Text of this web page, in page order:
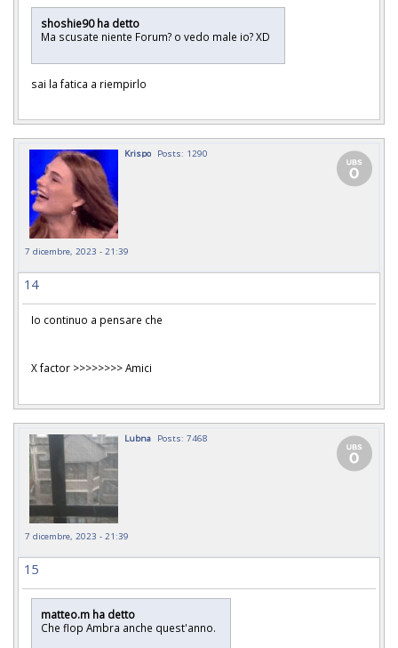
shoshie90 ha detto
Ma scusate niente Forum? o vedo male io? XD
sai la fatica a riempirlo
Krispo Posts: 1290
7 dicembre, 2023 - 21:39
14
Io continuo a pensare che
X factor >>>>>>>> Amici
Lubna Posts: 7468
7 dicembre, 2023 - 21:39
15
matteo.m ha detto
Che flop Ambra anche quest'anno.